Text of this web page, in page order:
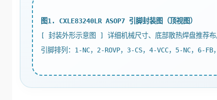
图1. CXLE83240LR ASOP7 引脚封装图（顶视图）
[ 封装外形示意图 ] 详细机械尺寸、底部散热焊盘推荐布
引脚排列：1-NC，2-ROVP，3-CS，4-VCC，5-NC，6-